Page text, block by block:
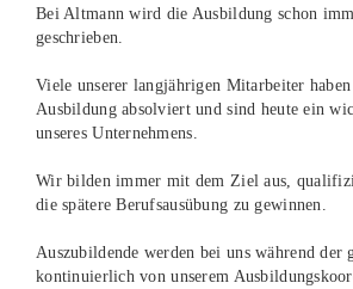
Bei Altmann wird die Ausbildung schon
geschrieben.
Viele unserer langjährigen Mitarbeiter
Ausbildung absolviert und sind heute ein
unseres Unternehmens.
Wir bilden immer mit dem Ziel aus,
die spätere Berufsausübung zu gewinnen.
Auszubildende werden bei uns während der
kontinuierlich von unserem